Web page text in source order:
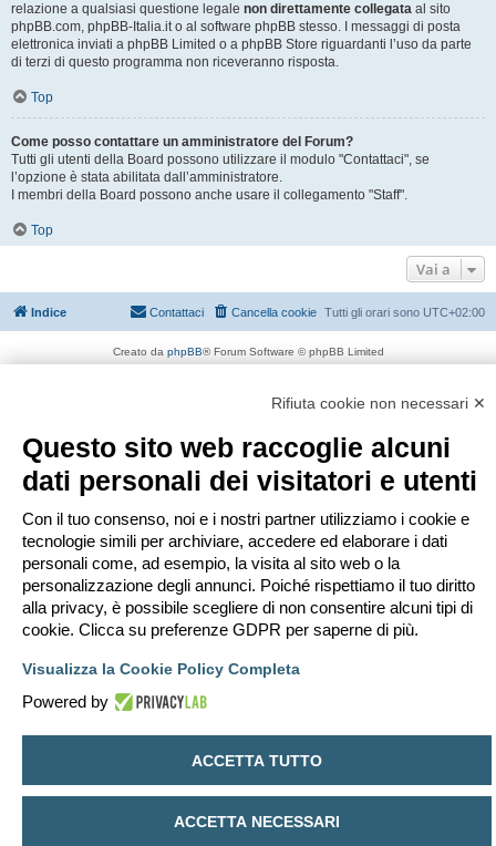
relazione a qualsiasi questione legale non direttamente collegata al sito
phpBB.com, phpBB-Italia.it o al software phpBB stesso. I messaggi di posta
elettronica inviati a phpBB Limited o a phpBB Store riguardanti l’uso da parte
di terzi di questo programma non riceveranno risposta.
Top
Come posso contattare un amministratore del Forum?
Tutti gli utenti della Board possono utilizzare il modulo "Contattaci", se
l’opzione è stata abilitata dall’amministratore.
I membri della Board possono anche usare il collegamento "Staff".
Top
Vai a
Indice Tutti gli orari sono UTC+02:00
Cancella cookie
Contattaci
Creato da phpBB® Forum Software © phpBB Limited
Rifiuta cookie non necessari ✕
Questo sito web raccoglie alcuni
dati personali dei visitatori e utenti
Con il tuo consenso, noi e i nostri partner utilizziamo i cookie e
tecnologie simili per archiviare, accedere ed elaborare i dati
personali come, ad esempio, la visita al sito web o la
personalizzazione degli annunci. Poiché rispettiamo il tuo diritto
alla privacy, è possibile scegliere di non consentire alcuni tipi di
cookie. Clicca su preferenze GDPR per saperne di più.
Visualizza la Cookie Policy Completa
Powered by
ACCETTA TUTTO
ACCETTA NECESSARI